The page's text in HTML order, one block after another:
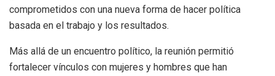
comprometidos con una nueva forma de hacer política
basada en el trabajo y los resultados.
Más allá de un encuentro político, la reunión permitió
fortalecer vínculos con mujeres y hombres que han